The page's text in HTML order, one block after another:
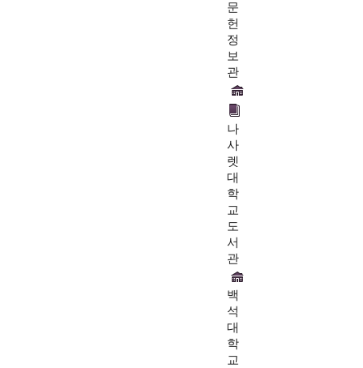
문
헌
정
보
관
나
사
렛
대
학
교
도
서
관
백
석
대
학
교